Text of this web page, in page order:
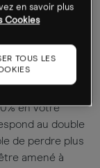
et que le
ne devrez que
en votre
au double
de perdre plus
amené à
en savoir plus
Cookies
TOUS LES